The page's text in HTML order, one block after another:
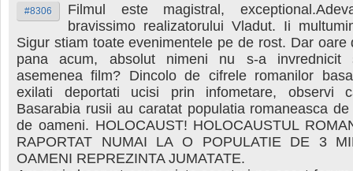
#8306
Filmul este magistral,
bravissimo realizatorului Vladut. Ii
Sigur stiam toate evenimentele pe de rost. Dar oare
pana acum, absolut nimeni nu s-a
asemenea film? Dincolo de cifrele romanilor
exilati deportati ucisi prin infometare, observi
Basarabia rusii au caratat populatia romaneasca
de oameni. HOLOCAUST! HOLOCAUSTUL
RAPORTAT NUMAI LA O POPULATIE DE 3
OAMENI REPREZINTA JUMATATE.